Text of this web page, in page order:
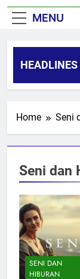
MENU
HEADLINES
8
Home Seni
Seni dan
SENI DAN
HIBURAN